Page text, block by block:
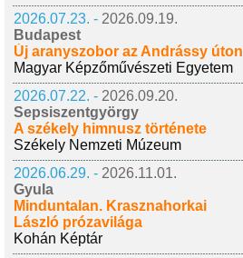
2026.07.23. - 2026.09.19.
Budapest
Új aranyszobor az Andrássy úton
Magyar Képzőművészeti Egyetem
2026.07.22. - 2026.09.20.
Sepsiszentgyörgy
A székely himnusz története
Székely Nemzeti Múzeum
2026.06.29. - 2026.11.01.
Gyula
Minduntalan. Krasznahorkai
László prózavilága
Kohán Képtár